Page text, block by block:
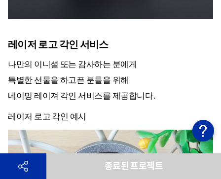
레이저 로고 각인 서비스
나만의 이니셜 또는 감사하는 분에게
특별한 선물을 하고픈 분들을 위해
네이밍 레이져 각인 서비스를 제공합니다.
레이저 로고 각인 예시
종료된 프로젝트